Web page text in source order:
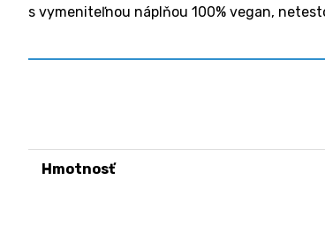
s vymeniteľnou náplňou 100% vegan,
Hmotnosť